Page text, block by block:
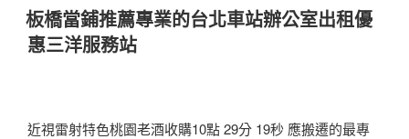
佈
於
板橋當鋪推薦專業的台北車站辦公室出租優
惠三洋服務站
近視雷射特色桃園老酒收購10點 29分 19秒 應搬遷的最專